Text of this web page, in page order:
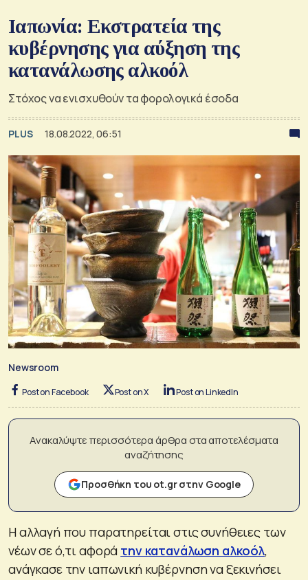
Ιαπωνία: Εκστρατεία της
κυβέρνησης για αύξηση της
κατανάλωσης αλκοόλ
Στόχος να ενισχυθούν τα φορολογικά έσοδα
PLUS 18.08.2022, 06:51
Newsroom
Post on Facebook Post on X Post on LinkedIn
Ανακαλύψτε περισσότερα άρθρα στα αποτελέσματα
αναζήτησης
Προσθήκη του ot.gr στην Google
Η αλλαγή που παρατηρείται στις συνήθειες των
νέων σε ό,τι αφορά την κατανάλωση αλκοόλ,
ανάγκασε την ιαπωνική κυβέρνηση να ξεκινήσει